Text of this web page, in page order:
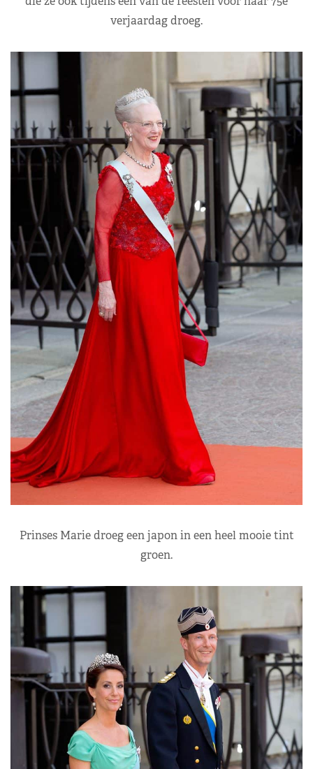
verjaardag droeg.
Prinses Marie droeg een japon in een heel mooie tint
groen.